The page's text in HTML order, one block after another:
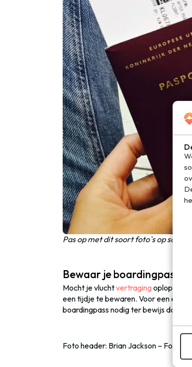
Pas op met dit soort foto`s op sociale
Bewaar je boardingpass
Mocht je vluchtvertraging oplopen of
een tijdje te bewaren. Voor een
boardingpass nodig ter bewijs dat je
Foto header: Brian Jackson – Fotolia.